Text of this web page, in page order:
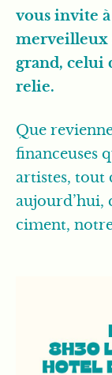
vous invite
merveilleux
grand, celui
relie.
Que
financeuses
artistes, tout
ciment,